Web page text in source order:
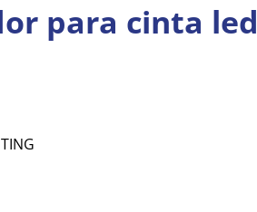
para cinta led